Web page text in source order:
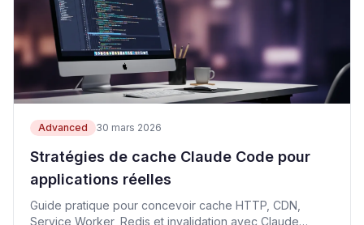
Advanced 30 mars 2026
Stratégies de cache Claude Code pour
applications réelles
Guide pratique pour concevoir cache HTTP, CDN,
Service Worker, Redis et invalidation avec Claude